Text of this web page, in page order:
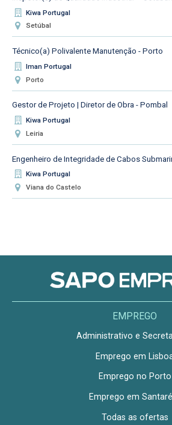
Kiwa Portugal
Setúbal
Técnico(a) Polivalente Manutenção - Porto
Iman Portugal
Porto
Gestor de Projeto | Diretor de Obra - Pombal
Kiwa Portugal
Leiria
Engenheiro de Integridade de Cabos
Kiwa Portugal
Viana do Castelo
EMPREGO
Administrativo e
Emprego em
Emprego no Porto
Emprego em
Todas as ofertas